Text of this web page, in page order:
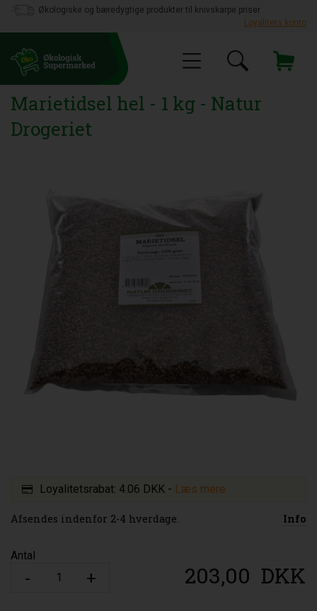
Økologiske og bæredygtige produkter til knivskarpe priser
Loyalitets konto
Marietidsel hel - 1 kg - Natur
Drogeriet
Loyalitetsrabat: 4.06 DKK - Læs mere
Afsendes indenfor 2-4 hverdage. Info
Antal
203,00 DKK